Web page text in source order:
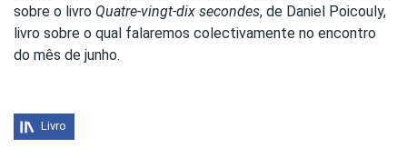
sobre o livro Quatre-vingt-dix secondes, de Daniel Poicouly,
livro sobre o qual falaremos colectivamente no encontro
do mês de junho.
Livro